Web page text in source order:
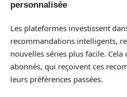
personnalisée
Les plateformes investissent
recommandations intelligents,
nouvelles séries plus facile.
abonnés, qui reçoivent ces
leurs préférences passées.